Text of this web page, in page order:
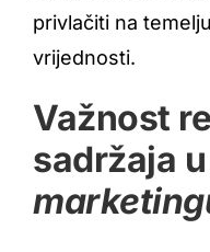
privlačiti na
vrijednosti.
Važnost
sadržaja u